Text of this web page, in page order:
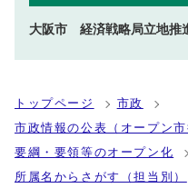
大阪市 経済戦略局立地推
トップページ
市政
市政情報の公表（オープン市
要綱・要領等のオープン化
所属名からさがす（担当別）